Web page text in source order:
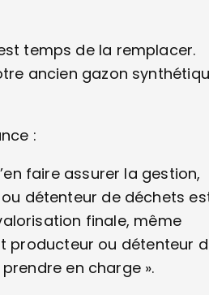
temps de la remplacer.
ancien gazon
:
faire assurer la gestion,
détenteur de déchets
finale, même
producteur ou détenteur
en charge ».